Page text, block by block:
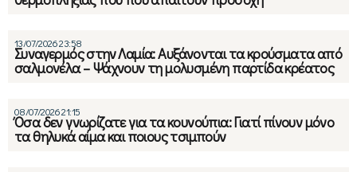
13/07/2026 23:58
Συναγερμός στην Λαμία: Αυξάνονται τα κρούσματα από
σαλμονέλα – Ψάχνουν τη μολυσμένη παρτίδα κρέατος
08/07/2026 21:15
Όσα δεν γνωρίζατε για τα κουνούπια: Γιατί πίνουν μόνο
τα θηλυκά αίμα και ποιους τσιμπούν